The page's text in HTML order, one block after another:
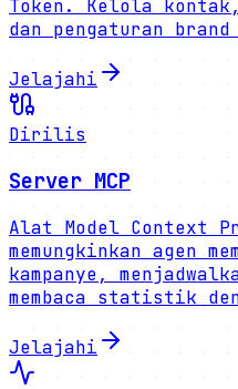
Token. Kelola
dan pengaturan
Jelajahi
Dirilis
Server MCP
Alat Model Context
memungkinkan agen
kampanye,
membaca statistik
Jelajahi